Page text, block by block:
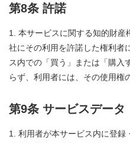
第8条 許諾
本サービスに関する知的財産
社にその利用を許諾した権利者
ス内での「買う」または「購入
らず、利用者には、その使用権
第9条 サービスデータ
利用者が本サービス内に登録